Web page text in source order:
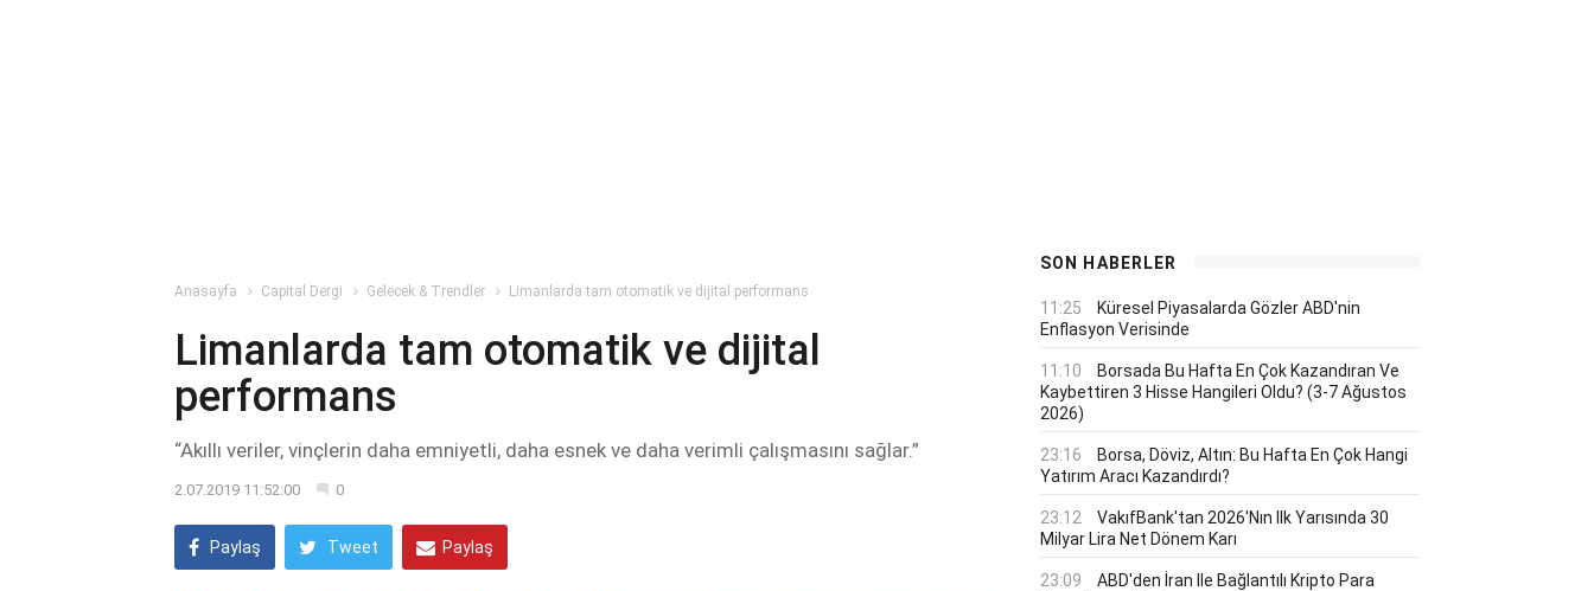
Anasayfa Capital Dergi Gelecek & Trendler Limanlarda tam otomatik ve dijital performans
Limanlarda tam otomatik ve dijital
performans
“Akıllı veriler, vinçlerin daha emniyetli, daha esnek ve daha verimli çalışmasını sağlar.”
2.07.2019 11:52:00 0
Paylaş Tweet Paylaş
SON HABERLER
11:25
Küresel Piyasalarda Gözler ABD'nin
Enflasyon Verisinde
11:10
Borsada Bu Hafta En Çok Kazandıran Ve
Kaybettiren 3 Hisse Hangileri Oldu? (3-7 Ağustos
2026)
23:16
Borsa, Döviz, Altın: Bu Hafta En Çok Hangi
Yatırım Aracı Kazandırdı?
23:12
VakıfBank'tan 2026'nın Ilk Yarısında 30
Milyar Lira Net Dönem Karı
23:09
ABD'den İran Ile Bağlantılı Kripto Para